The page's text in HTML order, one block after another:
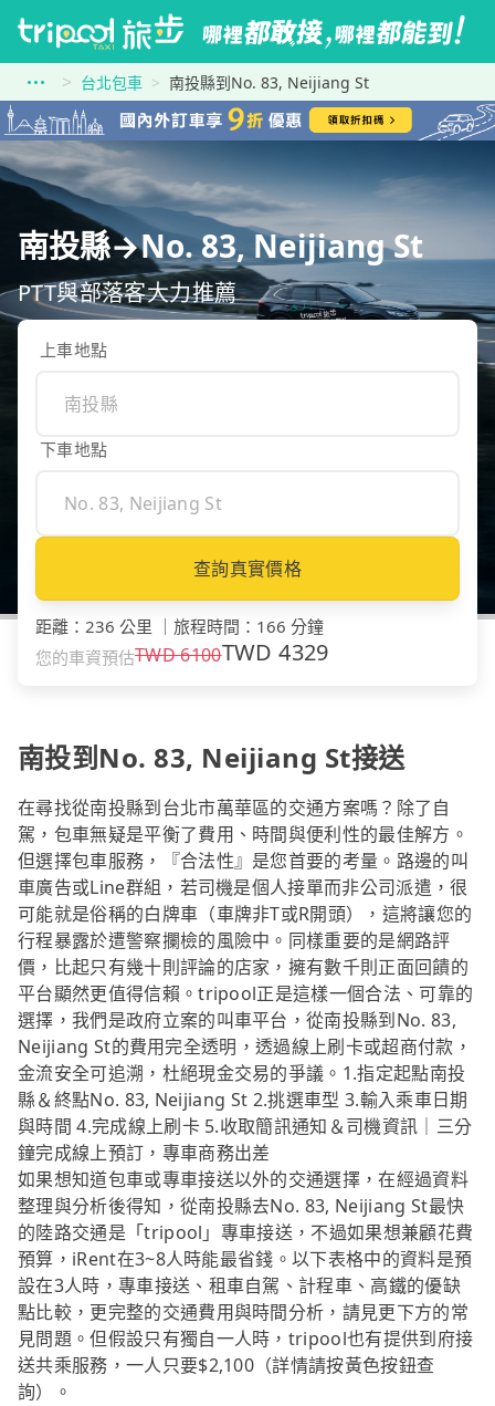
台北包車 南投縣到No. 83, Neijiang St
南投縣→No. 83, Neijiang St
PTT與部落客大力推薦
上車地點
下車地點
查詢真實價格
距離 ： 236 公里 旅程時間 ： 166 分鐘
您的車資預估TWD6100TWD4329
南投到No. 83, Neijiang St接送
在尋找從南投縣到台北市萬華區的交通方案嗎？除了自
駕，包車無疑是平衡了費用、時間與便利性的最佳解方。
但選擇包車服務，『合法性』是您首要的考量。路邊的叫
車廣告或Line群組，若司機是個人接單而非公司派遣，很
可能就是俗稱的白牌車（車牌非T或R開頭），這將讓您的
行程暴露於遭警察攔檢的風險中。同樣重要的是網路評
價，比起只有幾十則評論的店家，擁有數千則正面回饋的
平台顯然更值得信賴。tripool正是這樣一個合法、可靠的
選擇，我們是政府立案的叫車平台，從南投縣到No. 83,
Neijiang St的費用完全透明，透過線上刷卡或超商付款，
金流安全可追溯，杜絕現金交易的爭議。1.指定起點南投
縣＆終點No. 83, Neijiang St 2.挑選車型 3.輸入乘車日期
與時間 4.完成線上刷卡 5.收取簡訊通知＆司機資訊｜三分
鐘完成線上預訂，專車商務出差
如果想知道包車或專車接送以外的交通選擇，在經過資料
整理與分析後得知，從南投縣去No. 83, Neijiang St最快
的陸路交通是「tripool」專車接送，不過如果想兼顧花費
預算，iRent在3~8人時能最省錢。以下表格中的資料是預
設在3人時，專車接送、租車自駕、計程車、高鐵的優缺
點比較，更完整的交通費用與時間分析，請見更下方的常
見問題。但假設只有獨自一人時，tripool也有提供到府接
送共乘服務，一人只要$2,100（詳情請按黃色按鈕查
詢）。